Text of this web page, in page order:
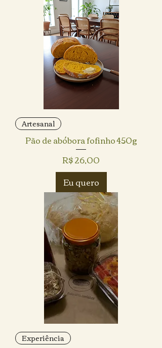
Artesanal
Pão de abóbora fofinho 450g
Preço
R$ 26,00
Eu quero
Experiência